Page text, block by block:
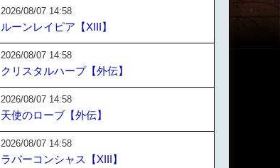
2026/08/07 14:58
ルーンレイピア【XIII】
2026/08/07 14:58
クリスタルハープ【外伝】
2026/08/07 14:58
天使のローブ【外伝】
2026/08/07 14:58
ラバーコンシャス【XIII】